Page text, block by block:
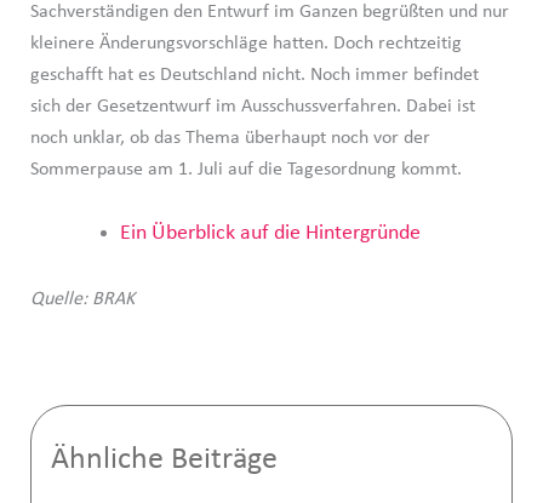
Sachverständigen den Entwurf im Ganzen begrüßten und nur
kleinere Änderungsvorschläge hatten. Doch rechtzeitig
geschafft hat es Deutschland nicht. Noch immer befindet
sich der Gesetzentwurf im Ausschussverfahren. Dabei ist
noch unklar, ob das Thema überhaupt noch vor der
Sommerpause am 1. Juli auf die Tagesordnung kommt.
Ein Überblick auf die Hintergründe
Quelle: BRAK
Ähnliche Beiträge